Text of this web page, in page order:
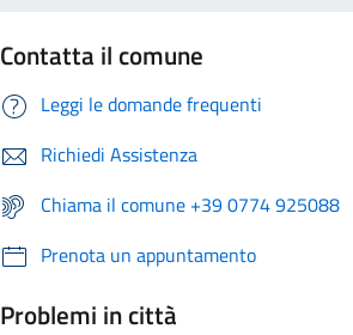
Contatta il comune
Leggi le domande frequenti
Richiedi Assistenza
Chiama il comune +39 0774 925088
Prenota un appuntamento
Problemi in città